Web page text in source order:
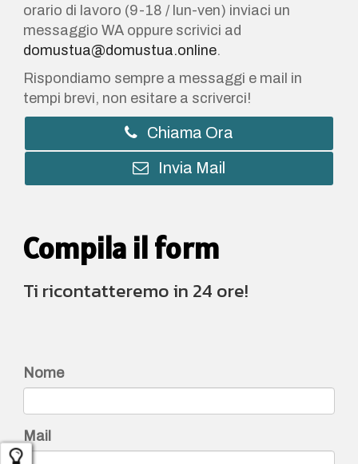
orario di lavoro (9-18 / lun-ven) inviaci un
messaggio WA oppure scrivici ad
domustua@domustua.online.
Rispondiamo sempre a messaggi e mail in
tempi brevi, non esitare a scriverci!
Chiama Ora
Invia Mail
Compila il form
Ti ricontatteremo in 24 ore!
Nome
Mail